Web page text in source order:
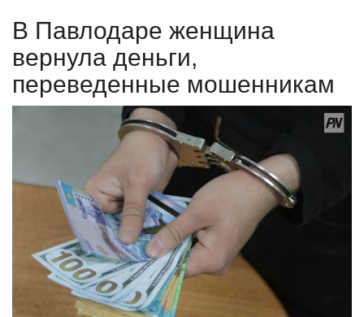
ПАВЛОДАРСКАЯ ОБЛАСТЬ
КАЗАХСТАН
СПЕЦПРОЕКТЫ
Чек-лист
РАЗВЛЕЧЕНИЯ
В Павлодаре женщина
вернула деньги,
переведенные мошенникам